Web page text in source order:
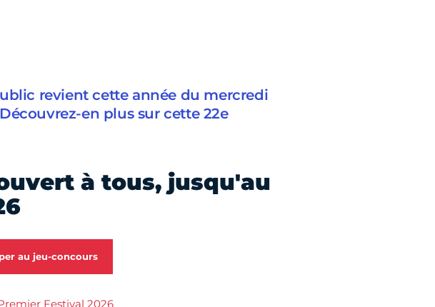
revient cette année du mercredi
en plus sur cette 22e
à tous, jusqu'au
au jeu-concours
Festival 2026